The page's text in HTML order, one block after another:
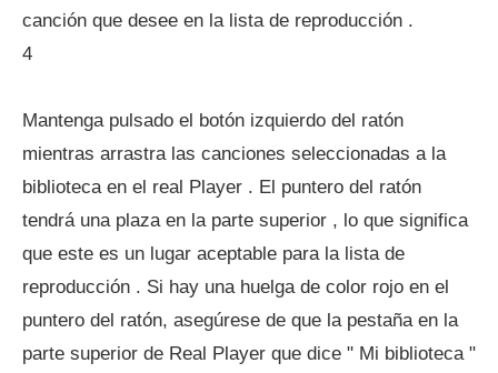
canción que desee en la lista de reproducción .
4
Mantenga pulsado el botón izquierdo del ratón
mientras arrastra las canciones seleccionadas a la
biblioteca en el real Player . El puntero del ratón
tendrá una plaza en la parte superior , lo que significa
que este es un lugar aceptable para la lista de
reproducción . Si hay una huelga de color rojo en el
puntero del ratón, asegúrese de que la pestaña en la
parte superior de Real Player que dice " Mi biblioteca "